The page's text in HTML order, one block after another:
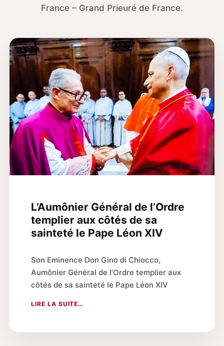
France – Grand Prieuré de France.
L’Aumônier Général de l’Ordre
templier aux côtés de sa
sainteté le Pape Léon XIV
Son Eminence Don Gino di Chiocco,
Aumônier Général de l’Ordre templier aux
côtés de sa sainteté le Pape Léon XIV
LIRE LA SUITE…